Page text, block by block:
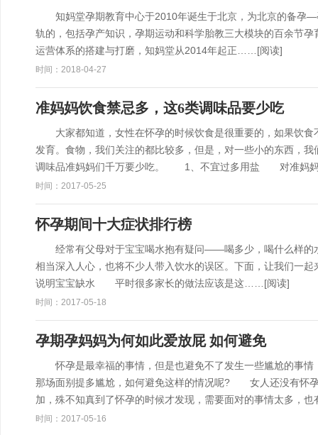
知妈堂孕期教育中心于2010年诞生于北京，为北京的备孕—
轨的，包括孕产知识，孕期运动和科学胎教三大模块的百余节
运营体系的搭建与打磨，知妈堂从2014年起正…… [阅读]
时间：2018-04-27
准妈妈饮食禁忌多，这6类调味品要少吃
大家都知道，女性在怀孕的时候饮食是很重要的，如果饮食
发育。食物，我们关注的都比较多，但是，对一些小的东西，
调味品准妈妈们千万要少吃。 1、不宜过多用盐 对准妈
时间：2017-05-25
怀孕期间十大症状排行榜
经常有父母对于宝宝喝水抱有疑问——喝多少，喝什么样的
相当深入人心，也将不少人带入饮水的误区。下面，让我们
说明宝宝缺水 平时很多家长的做法应该是这…… [阅读]
时间：2017-05-18
孕期孕妈妈为何如此爱放屁 如何避免
怀孕是最幸福的事情，但是也避免不了发生一些尴尬的事情
那场面别提多尴尬，如何避免这样的情况呢? 女人还没有怀
加，殊不知真到了怀孕的时候才发现，需要面对的事情太多，
时间：2017-05-16